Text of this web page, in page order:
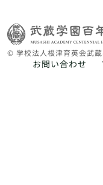
© 学校法人根津育英会武
お問い合わせ